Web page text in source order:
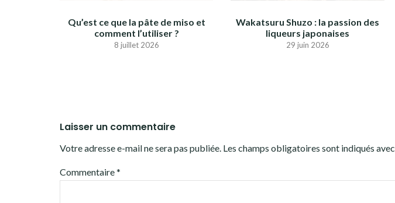
Qu’est ce que la pâte de miso et
comment l’utiliser ?
8 juillet 2026
Wakatsuru Shuzo : la passion des
liqueurs japonaises
29 juin 2026
Laisser un commentaire
Votre adresse e-mail ne sera pas publiée. Les champs obligatoires sont indiqués avec
Commentaire*